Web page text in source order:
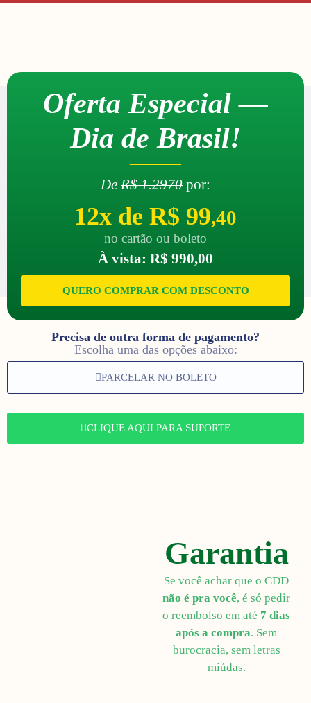
Oferta Especial —
Dia de Brasil!
De R$ 1.2970 por:
12x de R$ 99,40
no cartão ou boleto
À vista: R$ 990,00
QUERO COMPRAR COM DESCONTO
Precisa de outra forma de pagamento?
Escolha uma das opções abaixo:
PARCELAR NO BOLETO
CLIQUE AQUI PARA SUPORTE
Garantia
Se você achar que o CDD
não é pra você, é só pedir
o reembolso em até 7 dias
após a compra. Sem
burocracia, sem letras
miúdas.